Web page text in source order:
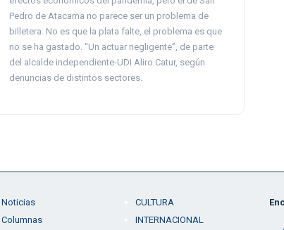
Pedro de Atacama no parece ser un problema de
billetera. No es que la plata falte, el problema es que
no se ha gastado. “Un actuar negligente”, de parte
del alcalde independiente-UDI Aliro Catur, según
denuncias de distintos sectores.
Noticias
Columnas
CULTURA
INTERNACIONAL